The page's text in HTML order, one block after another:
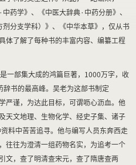
药学》、《中医大辞典·中药分册》、
剂分支学科）》、《中华本草》，仅从书
体了解了每种书的丰富内容、编纂工程
一部集大成的鸿篇巨著， 1000万字，收
辞书的最高峰。吴老为这部书制定
谨，为达此目标，可谓呖心沥血。他
文地理、生物化学、经史子集、诸子
资料中苦苦追寻。他与编写人员东奔西走
往往为澄清一组药物名实，为追考一个
文，查了明清查宋元，查了隋唐查两